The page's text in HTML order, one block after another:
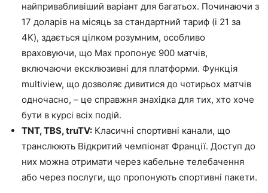
найпривабливіший варіант для багатьох. Починаючи з
17 доларів на місяць за стандартний тариф (і 21 за
4K), здається цілком розумним, особливо
враховуючи, що Max пропонує 900 матчів,
включаючи ексклюзивні для платформи. Функція
multiview, що дозволяє дивитися до чотирьох матчів
одночасно, – це справжня знахідка для тих, хто хоче
бути в курсі всіх подій.
TNT, TBS, truTV: Класичні спортивні канали, що
транслюють Відкритий чемпіонат Франції. Доступ до
них можна отримати через кабельне телебачення
або через послуги, що пропонують спортивні пакети.